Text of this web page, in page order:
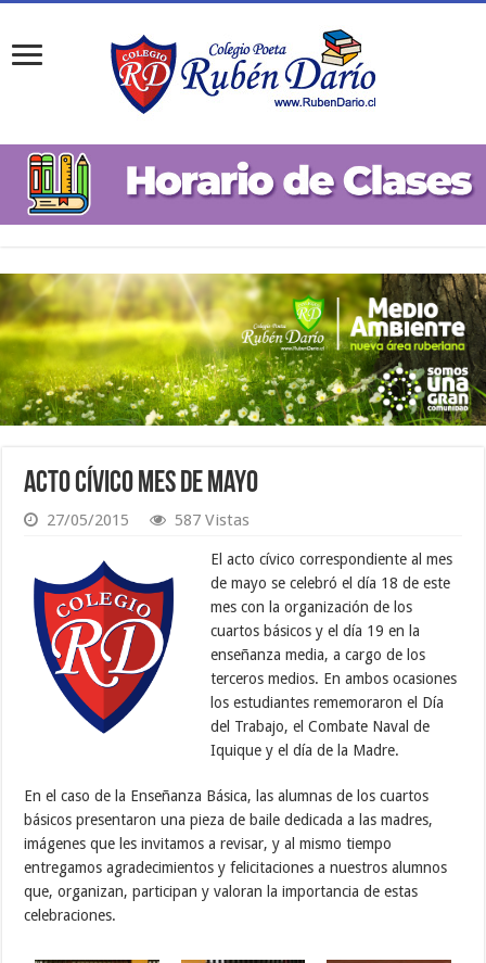
Acto Cívico Mes de Mayo
27/05/2015 587 Vistas
El acto cívico correspondiente al mes
de mayo se celebró el día 18 de este
mes con la organización de los
cuartos básicos y el día 19 en la
enseñanza media, a cargo de los
terceros medios. En ambos ocasiones
los estudiantes rememoraron el Día
del Trabajo, el Combate Naval de
Iquique y el día de la Madre.
En el caso de la Enseñanza Básica, las alumnas de los cuartos
básicos presentaron una pieza de baile dedicada a las madres,
imágenes que les invitamos a revisar, y al mismo tiempo
entregamos agradecimientos y felicitaciones a nuestros alumnos
que, organizan, participan y valoran la importancia de estas
celebraciones.